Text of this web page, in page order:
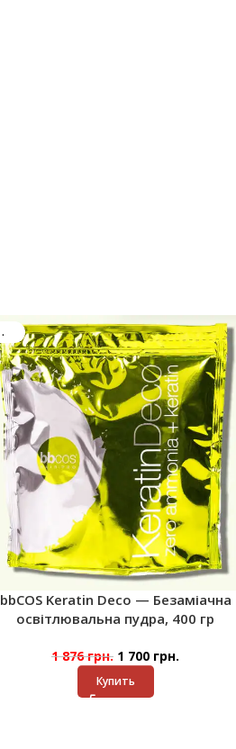
.
bbCOS Keratin Deco — Безаміачна
освітлювальна пудра, 400 гр
1 876грн. 1 700 грн.
Купить